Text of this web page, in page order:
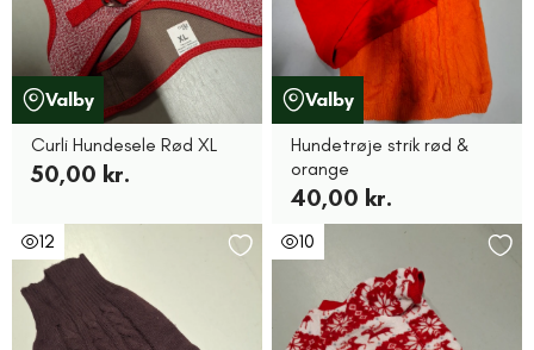
Valby
Curli Hundesele Rød XL
50,00 kr.
Valby
Hundetrøje strik rød &
orange
40,00 kr.
12 10